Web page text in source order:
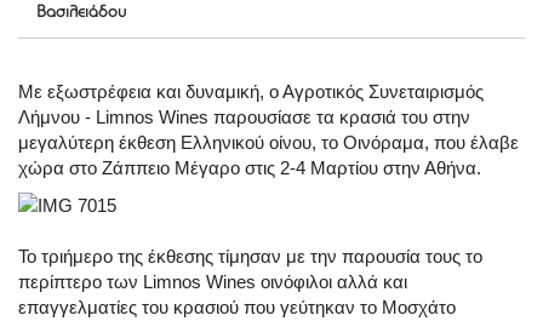
Βασιλειάδου
Με εξωστρέφεια και δυναμική, ο Αγροτικός Συνεταιρισμός
Λήμνου - Limnos Wines παρουσίασε τα κρασιά του στην
μεγαλύτερη έκθεση Ελληνικού οίνου, το Οινόραμα, που έλαβε
χώρα στο Ζάππειο Μέγαρο στις 2-4 Μαρτίου στην Αθήνα.
Το τριήμερο της έκθεσης τίμησαν με την παρουσία τους το
περίπτερο των Limnos Wines οινόφιλοι αλλά και
επαγγελματίες του κρασιού που γεύτηκαν το Μοσχάτο